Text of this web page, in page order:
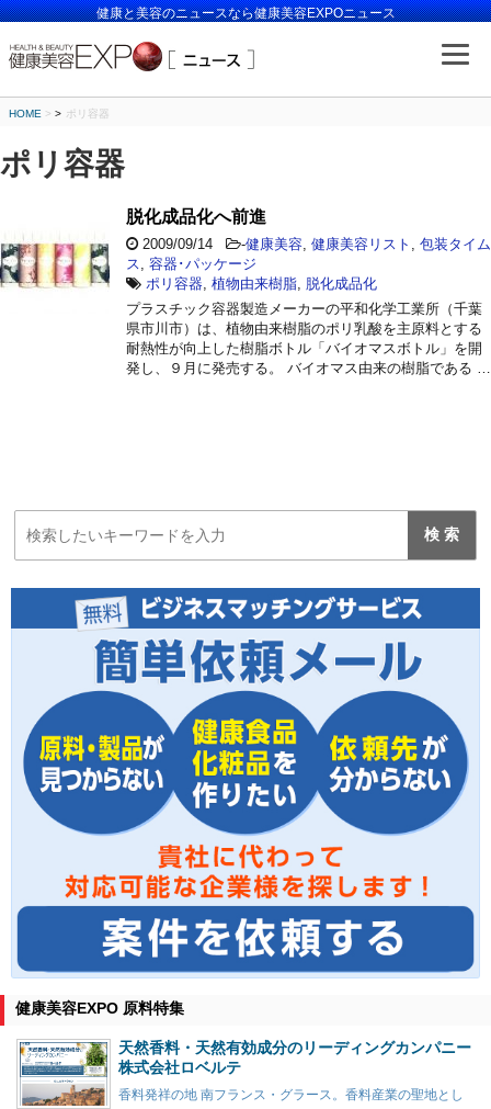
健康と美容のニュースなら健康美容EXPOニュース
HOME > ポリ容器
ポリ容器
脱化成品化へ前進
2009/09/14 -健康美容 健康美容リスト
包装タイム
ス
容器･パッケージ
ポリ容器 植物由来樹脂
脱化成品化
プラスチック容器製造メーカーの平和化学工業所（千葉
県市川市）は、植物由来樹脂のポリ乳酸を主原料とする
耐熱性が向上した樹脂ボトル「バイオマスボトル」を開
発し、９月に発売する。 バイオマス由来の樹脂である …
健康美容EXPO 原料特集
天然香料・天然有効成分のリーディングカンパニー
株式会社ロベルテ
香料発祥の地 南フランス・グラース。香料産業の聖地とし